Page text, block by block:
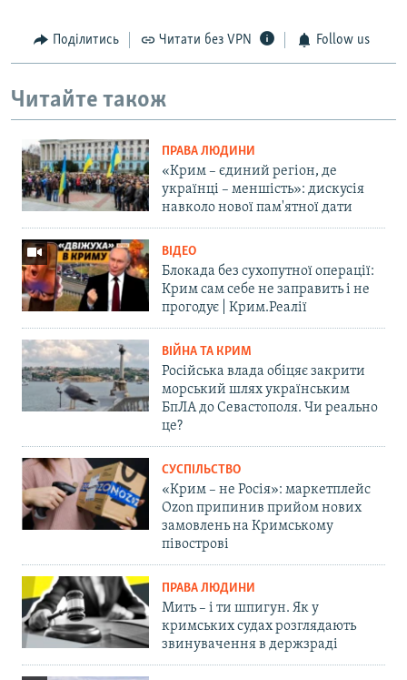
Поділитись Читати без VPN Follow us
Читайте також
ПРАВА ЛЮДИНИ
«Крим – єдиний регіон, де
українці – меншість»: дискусія
навколо нової пам'ятної дати
ВІДЕО
Блокада без сухопутної операції:
Крим сам себе не заправить і не
прогодує | Крим.Реалії
ВІЙНА ТА КРИМ
Російська влада обіцяє закрити
морський шлях українським
БпЛА до Севастополя. Чи реально
це?
СУСПІЛЬСТВО
«Крим – не Росія»: маркетплейс
Ozon припинив прийом нових
замовлень на Кримському
півострові
ПРАВА ЛЮДИНИ
Мить – і ти шпигун. Як у
кримських судах розглядають
звинувачення в держзраді